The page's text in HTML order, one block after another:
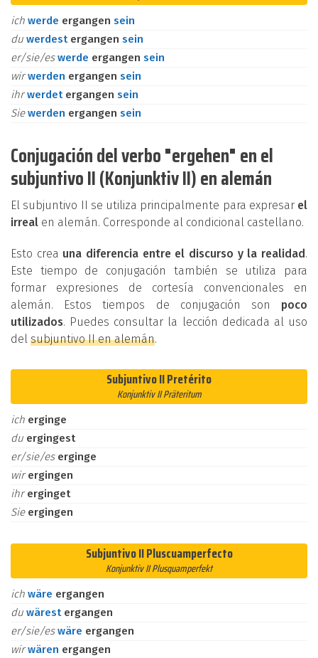
ich werde ergangen sein
du werdest ergangen sein
er/sie/eswerde ergangen sein
wirwerden ergangen sein
ihrwerdet ergangen sein
Siewerden ergangen sein
Conjugación del verbo "ergehen" en el
subjuntivo II (Konjunktiv II) en alemán
El subjuntivo II se utiliza principalmente para expresar el
irreal en alemán. Corresponde al condicional castellano.
Esto crea una diferencia entre el discurso y la realidad.
Este tiempo de conjugación también se utiliza para
formar expresiones de cortesía convencionales en
alemán. Estos tiempos de conjugación son poco
utilizados. Puedes consultar la lección dedicada al uso
del subjuntivo II en alemán.
Subjuntivo II Pretérito
Konjunktiv II Präteritum
ich erginge
du ergingest
er/sie/es erginge
wirergingen
ihrerginget
Sie ergingen
Subjuntivo II Pluscuamperfecto
Konjunktiv II Plusquamperfekt
ich wäre ergangen
du wärest ergangen
er/sie/eswäre ergangen
wirwären ergangen